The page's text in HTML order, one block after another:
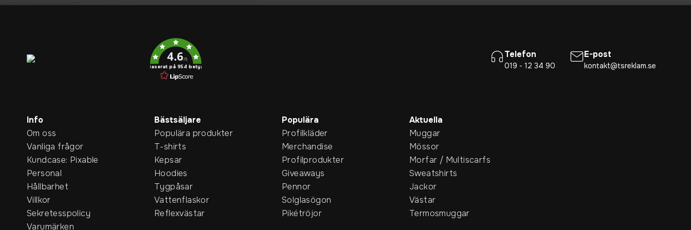
4.6/5
Baserat på 954 betyg
Telefon
019 - 12 34 90
E-post
kontakt@tsreklam.se
Info
Om oss
Vanliga frågor
Kundcase: Pixable
Personal
Hållbarhet
Villkor
Sekretesspolicy
Varumärken
Bästsäljare
Populära produkter
T-shirts
Kepsar
Hoodies
Tygpåsar
Vattenflaskor
Reflexvästar
Populära
Profilkläder
Merchandise
Profilprodukter
Giveaways
Pennor
Solglasögon
Pikétröjor
Aktuella
Muggar
Mössor
Morfar / Multiscarfs
Sweatshirts
Jackor
Västar
Termosmuggar